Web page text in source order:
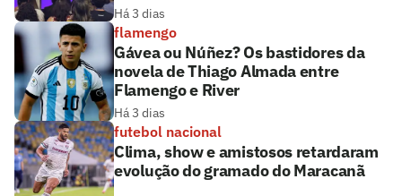
Há 3 dias
flamengo
Gávea ou Núñez? Os bastidores da
novela de Thiago Almada entre
Flamengo e River
Há 3 dias
futebol nacional
Clima, show e amistosos retardaram
evolução do gramado do Maracanã